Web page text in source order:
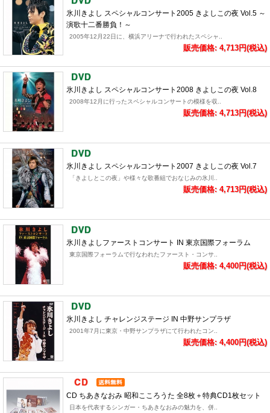
氷川きよし スペシャルコンサート2005 きよしこの夜 Vol.5 ～
演歌十二番勝負！～
2005年12月22日に、横浜アリーナで行われたスペシャ..
販売価格: 4,713円(税込)
氷川きよし スペシャルコンサート2008 きよしこの夜 Vol.8
2008年12月に行ったスペシャルコンサートの模様を収..
販売価格: 4,713円(税込)
氷川きよし スペシャルコンサート2007 きよしこの夜 Vol.7
「きよしとこの夜」や様々な歌番組でおなじみの氷川..
販売価格: 4,713円(税込)
氷川きよしファーストコンサート IN 東京国際フォーラム
東京国際フォーラムで行なわれたファースト・コンサ..
販売価格: 4,400円(税込)
氷川きよし チャレンジステージ IN 中野サンプラザ
2001年7月に東京・中野サンプラザにて行われたコン..
販売価格: 4,400円(税込)
CD ちあきなおみ 昭和こころうた 全8枚＋特典CD1枚セット
日本を代表するシンガー・ちあきなおみの魅力を、併..